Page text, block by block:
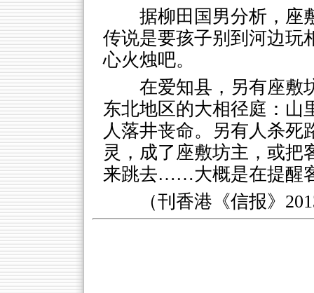
据柳田国男分析，座
传说是要孩子别到河边玩
心火烛吧。
在爱知县，另有座敷
东北地区的大相径庭：山
人落井丧命。另有人杀死
灵，成了座敷坊主，或把
来跳去……大概是在提醒
（刊香港《信报》